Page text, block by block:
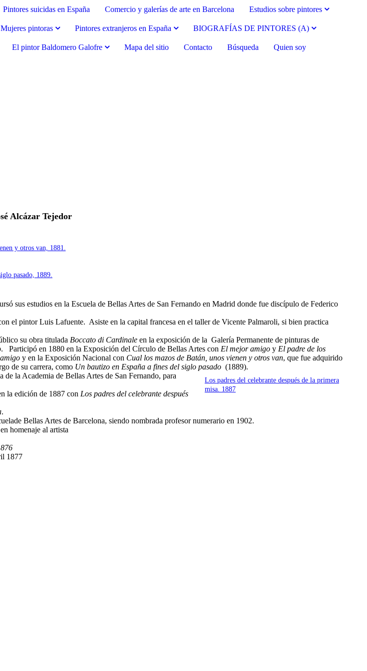
Pintores suicidas en España Comercio y galerías de arte en Barcelona Estudios sobre pintores
Mujeres pintoras Pintores extranjeros en España BIOGRAFÍAS DE PINTORES (A)
El pintor Baldomero Galofre Mapa del sitio Contacto Búsqueda Quien soy
Alcázar Tejedor
y otros van, 1881.
pasado, 1889.
sus estudios en la Escuela de Bellas Artes de San Fernando en Madrid donde fue discípulo de Federico
el pintor Luis Lafuente. Asiste en la capital francesa en el taller de Vicente Palmaroli, si bien practica
su obra titulada Boccato di Cardinale en la exposición de la Galería Permanente de pinturas de
. Participó en 1880 en la Exposición del Círculo de Bellas Artes con El mejor amigo y El padre de los
y en la Exposición Nacional con Cual los mazos de Batán, unos vienen y otros van, que fue adquirido
de su carrera, como Un bautizo en España a fines del siglo pasado (1889).
Los padres del celebrante después de la primera
misa. 1887
la Academia de Bellas Artes de San Fernando, para
la edición de 1887 con Los padres del celebrante después
.
Bellas Artes de Barcelona, siendo nombrada profesor numerario en 1902.
homenaje al artista
1877